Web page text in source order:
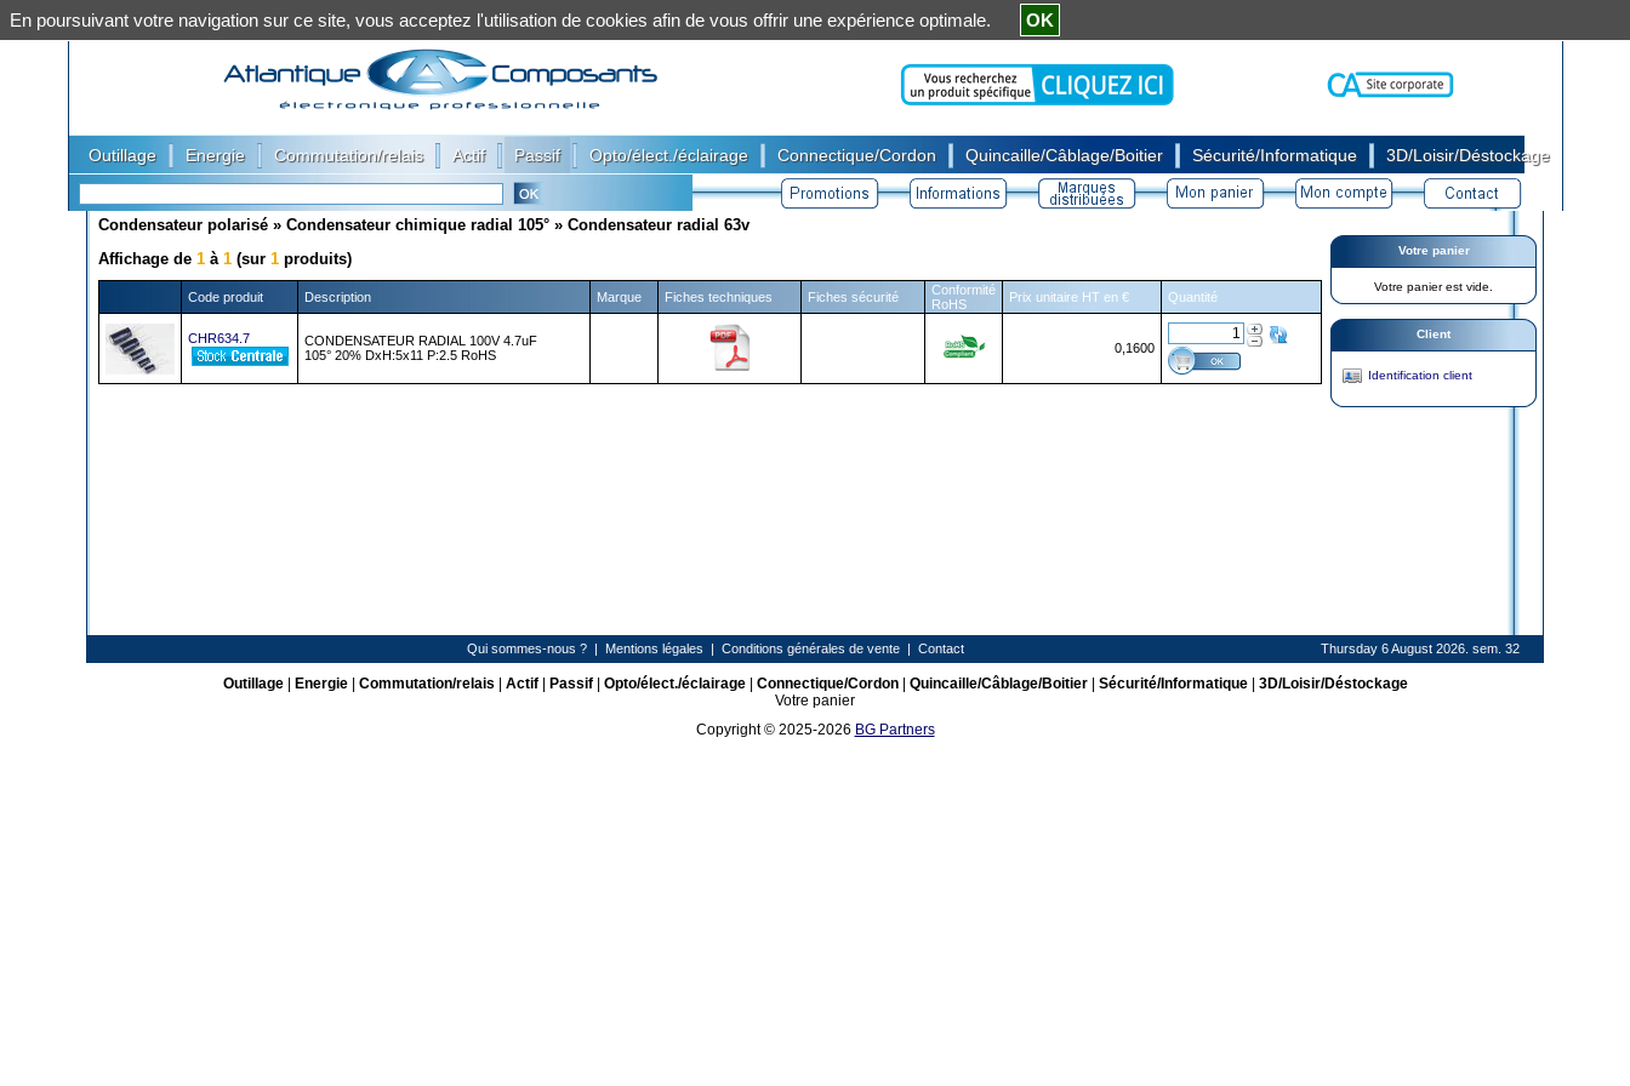
Outillage Energie Commutation/relais Actif Passif Opto/élect./éclairage Connectique/Cordon Quincaille/Câblage/Boitier Sécurité/Informatique 3D/Loisir/Déstockage
Condensateur polarisé » Condensateur chimique radial 105° » Condensateur radial 63v
Affichage de 1 à 1 (sur 1 produits)
Code produit Description Marque Fiches techniques Fiches sécurité
Conformité
RoHS
Prix unitaire HT en € Quantité
CHR634.7
CONDENSATEUR RADIAL 100V 4.7uF
105° 20% DxH:5x11 P:2.5 RoHS
0,1600
Votre panier
Votre panier est vide.
Client
Identification client
Qui sommes-nous ? | Mentions légales | Conditions générales de vente | Contact Thursday 6 August 2026. sem. 32
Outillage| Energie| Commutation/relais Actif| Passif| Opto/élect./éclairage| Connectique/Cordon| Quincaille/Câblage/Boitier| Sécurité/Informatique| 3D/Loisir/Déstockage
Votre panier
Copyright © 2025-2026 BG Partners
En poursuivant votre navigation sur ce site, vous acceptez l'utilisation de cookies afin de vous offrir une expérience optimale. OK